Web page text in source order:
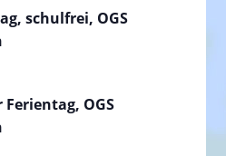
schulfrei, OGS
OGS